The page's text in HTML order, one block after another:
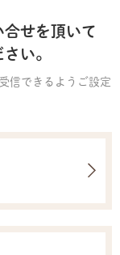
合せを頂いて
い。
信できるようご設定